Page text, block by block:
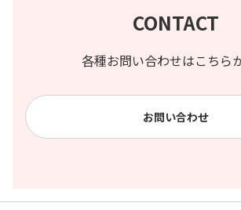
CONTACT
各種お問い合わせはこちら
お問い合わせ